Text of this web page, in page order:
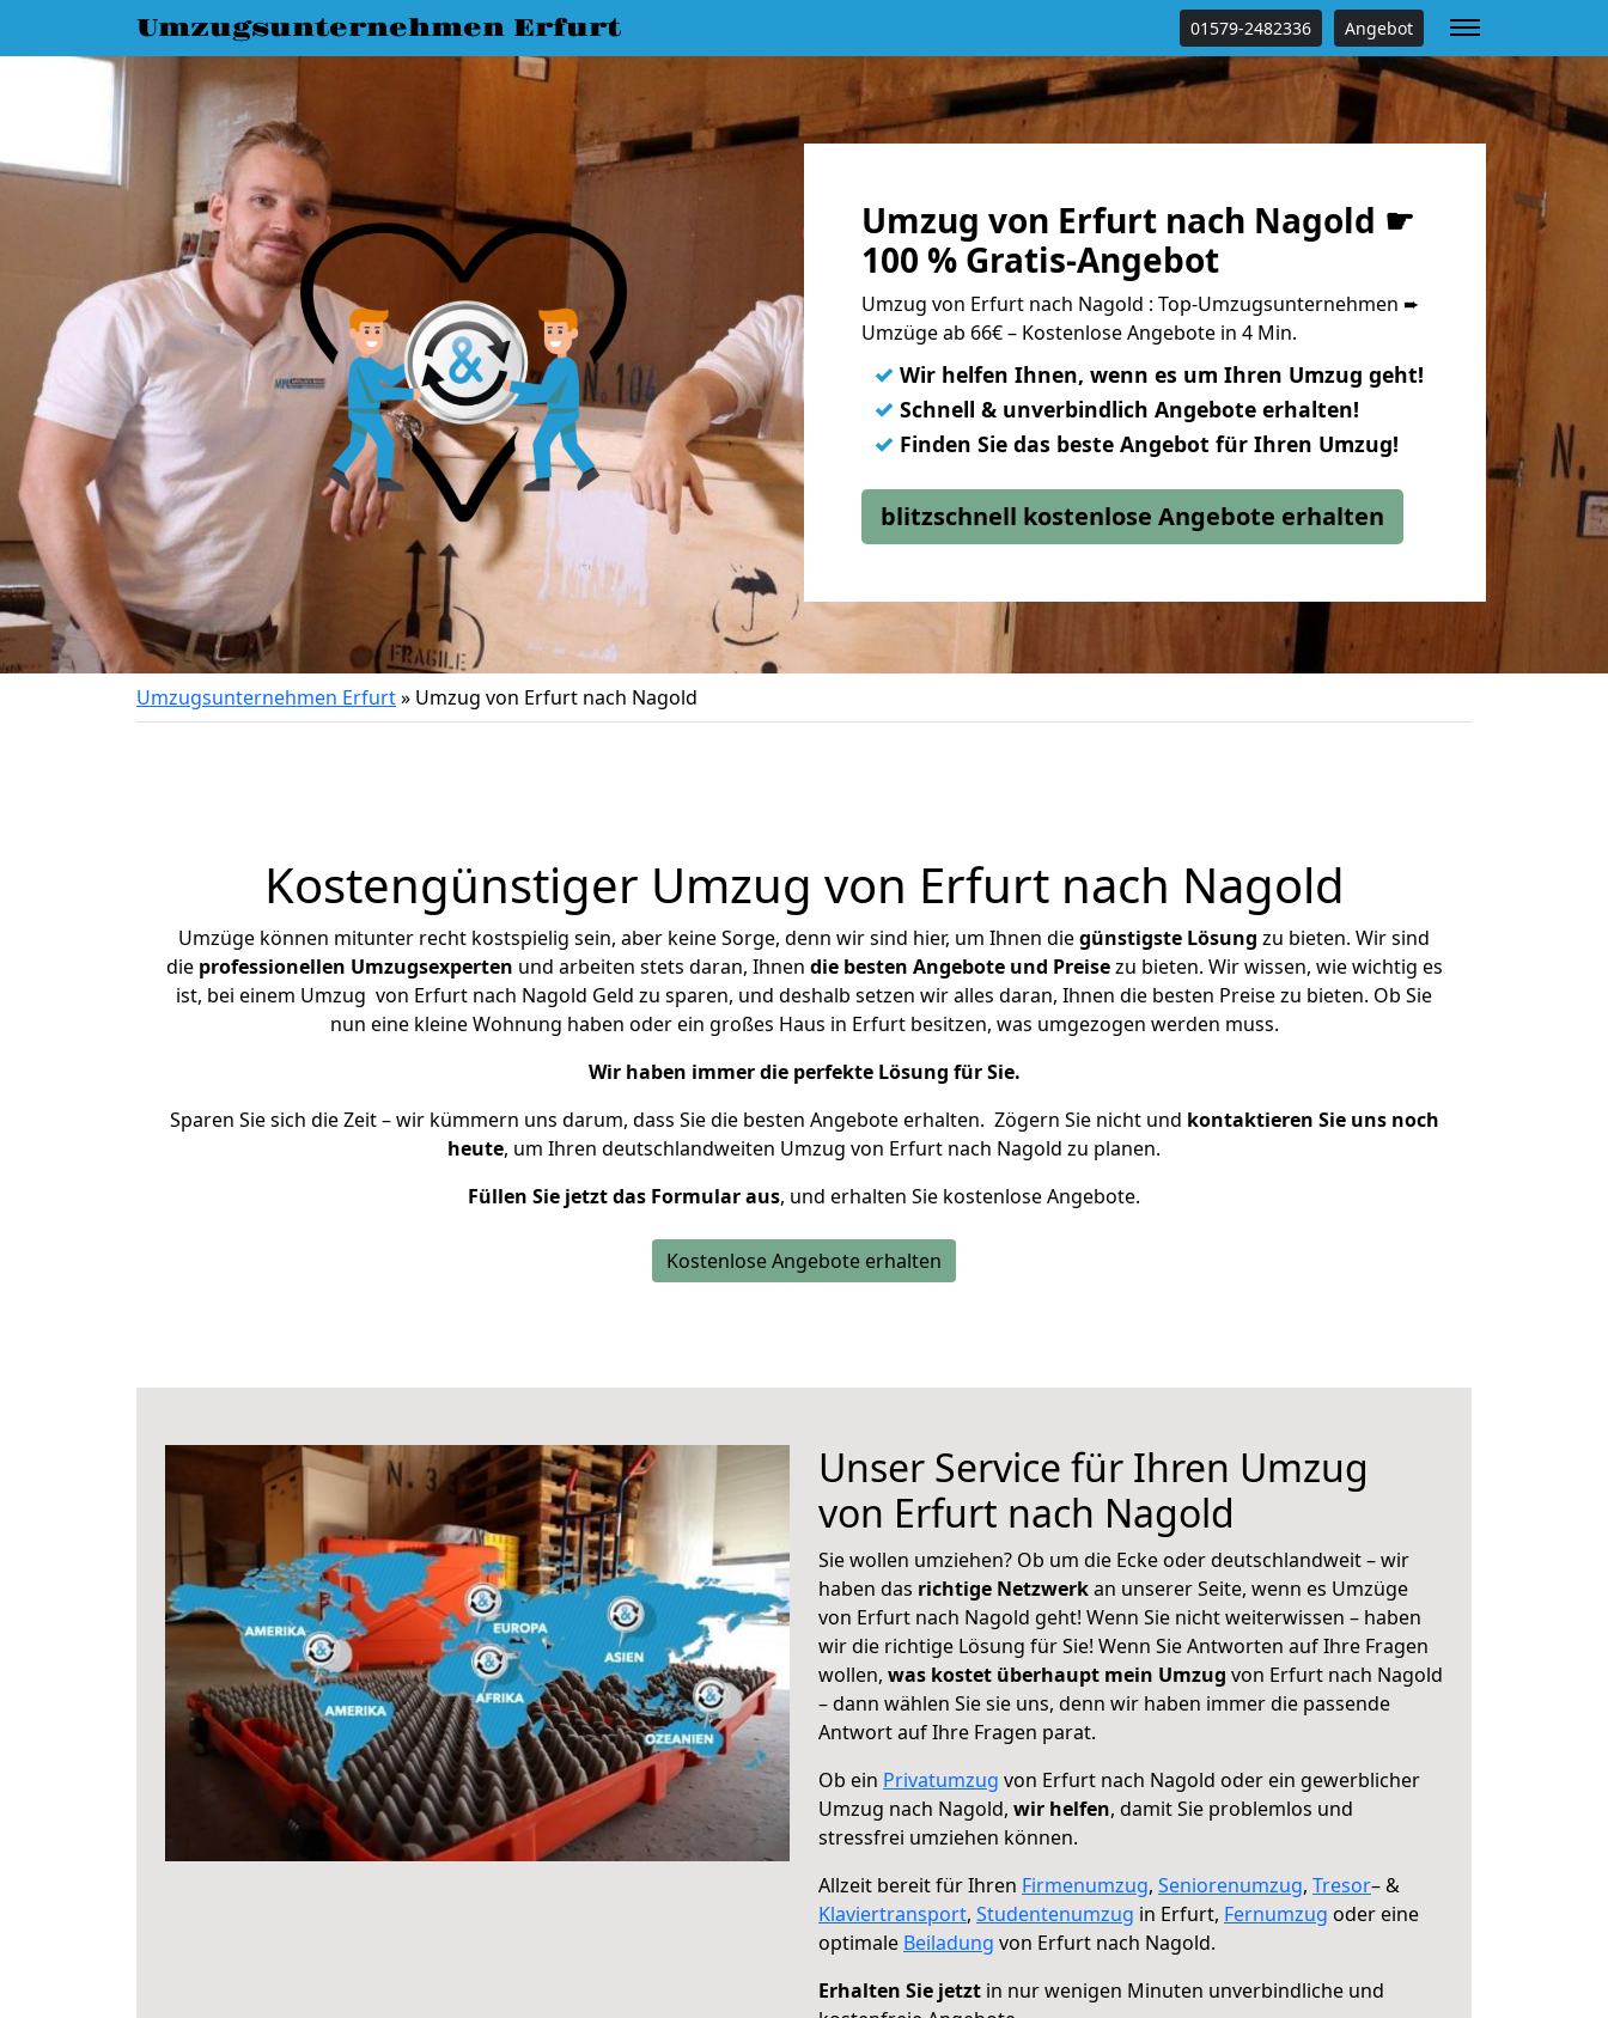
Umzugsunternehmen Erfurt 01579-2482336 Angebot
Umzug von Erfurt nach Nagold ☛
100 % Gratis-Angebot
Umzug von Erfurt nach Nagold : Top-Umzugsunternehmen ➨
Umzüge ab 66€ – Kostenlose Angebote in 4 Min.
✓ Wir helfen Ihnen, wenn es um Ihren Umzug geht!
✓ Schnell & unverbindlich Angebote erhalten!
✓ Finden Sie das beste Angebot für Ihren Umzug!
blitzschnell kostenlose Angebote erhalten
Umzugsunternehmen Erfurt» Umzug von Erfurt nach Nagold
Kostengünstiger Umzug von Erfurt nach Nagold
Umzüge können mitunter recht kostspielig sein, aber keine Sorge, denn wir sind hier, um Ihnen diegünstigste Lösung zu bieten. Wir sind
die professionellen Umzugsexperten und arbeiten stets daran, Ihnen die besten Angebote und Preisezu bieten. Wir wissen, wie wichtig es
ist, bei einem Umzug von Erfurt nach Nagold Geld zu sparen, und deshalb setzen wir alles daran, Ihnen die besten Preise zu bieten. Ob Sie
nun eine kleine Wohnung haben oder ein großes Haus in Erfurt besitzen, was umgezogen werden muss.
Wir haben immer die perfekte Lösung für Sie.
Sparen Sie sich die Zeit – wir kümmern uns darum, dass Sie die besten Angebote erhalten. Zögern Sie nicht und kontaktieren Sie uns noch
heute, um Ihren deutschlandweiten Umzug von Erfurt nach Nagold zu planen.
Füllen Sie jetzt das Formular aus, und erhalten Sie kostenlose Angebote.
Kostenlose Angebote erhalten
Unser Service für Ihren Umzug
von Erfurt nach Nagold
Sie wollen umziehen? Ob um die Ecke oder deutschlandweit – wir
haben das richtige Netzwerkan unserer Seite, wenn es Umzüge
von Erfurt nach Nagold geht! Wenn Sie nicht weiterwissen – haben
wir die richtige Lösung für Sie! Wenn Sie Antworten auf Ihre Fragen
wollen, was kostet überhaupt mein Umzug von Erfurt nach Nagold
– dann wählen Sie sie uns, denn wir haben immer die passende
Antwort auf Ihre Fragen parat.
Ob ein Privatumzug von Erfurt nach Nagold oder ein gewerblicher
Umzug nach Nagold, wir helfen, damit Sie problemlos und
stressfrei umziehen können.
Allzeit bereit für Ihren Firmenumzug, Seniorenumzug, Tresor– &
Klaviertransport, Studentenumzug in Erfurt, Fernumzug oder eine
optimale Beiladung von Erfurt nach Nagold.
Erhalten Sie jetzt in nur wenigen Minuten unverbindliche und